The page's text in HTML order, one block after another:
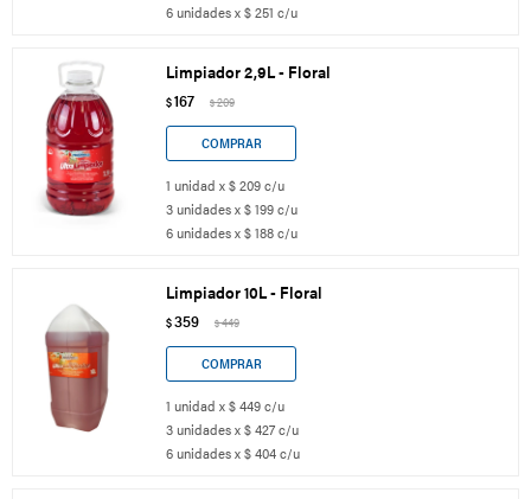
6 unidades x $ 251 c/u
Limpiador 2,9L - Floral
$167 $209
1 unidad x $ 209 c/u
3 unidades x $ 199 c/u
6 unidades x $ 188 c/u
Limpiador 10L - Floral
$359 $449
1 unidad x $ 449 c/u
3 unidades x $ 427 c/u
6 unidades x $ 404 c/u